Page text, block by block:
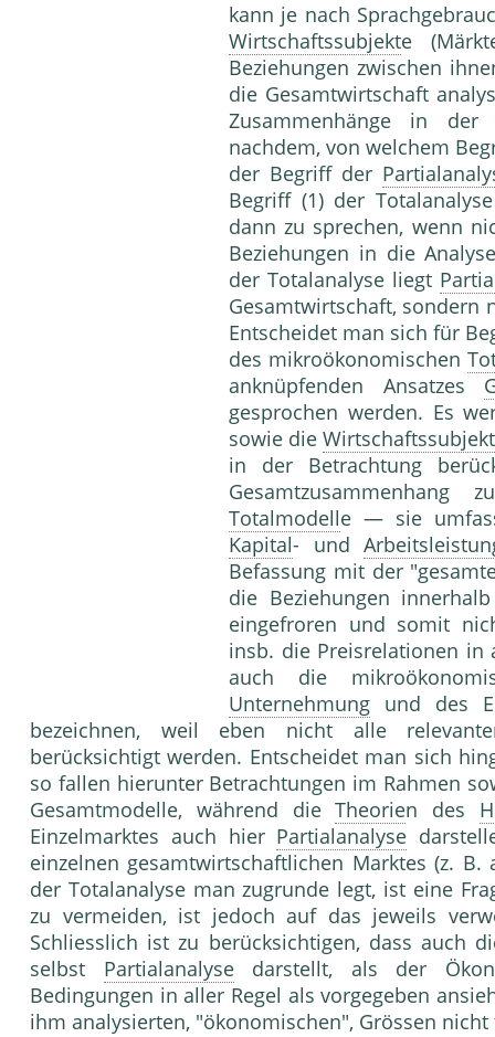
kann je nach
Wirtschaftssubjekte
Beziehungen zwischen
die Gesamtwirtschaft
Zusammenhänge in
nachdem, von welchem
der Begriff der
Begriff (1) der
dann zu sprechen, wenn
Beziehungen in die
der Totalanalyse liegt
Gesamtwirtschaft, sondern
Entscheidet man sich für
des mikroökonomischen
anknüpfenden Ansatzes
gesprochen werden. Es
sowie die Wirtschaftssubjekt
in der Betrachtung
Gesamtzusammenhang
Totalmodelle — sie
Kapital- und
Befassung mit der
die Beziehungen
eingefroren und somit
insb. die Preisrelationen in
auch die
Unternehmung und des
bezeichnen, weil eben nicht alle
berücksichtigt werden. Entscheidet man sich
so fallen hierunter Betrachtungen im Rahmen
Gesamtmodelle, während dieTheorien des
Einzelmarktes auch hier Partialanalyse
einzelnen gesamtwirtschaftlichen Marktes (z. B.
der Totalanalyse man zugrunde legt, ist eine
zu vermeiden, ist jedoch auf das jeweils
Schliesslich ist zu berücksichtigen, dass auch
selbst Partialanalysedarstellt, als der
Bedingungen in aller Regel als vorgegeben
ihm analysierten, "ökonomischen", Grössen